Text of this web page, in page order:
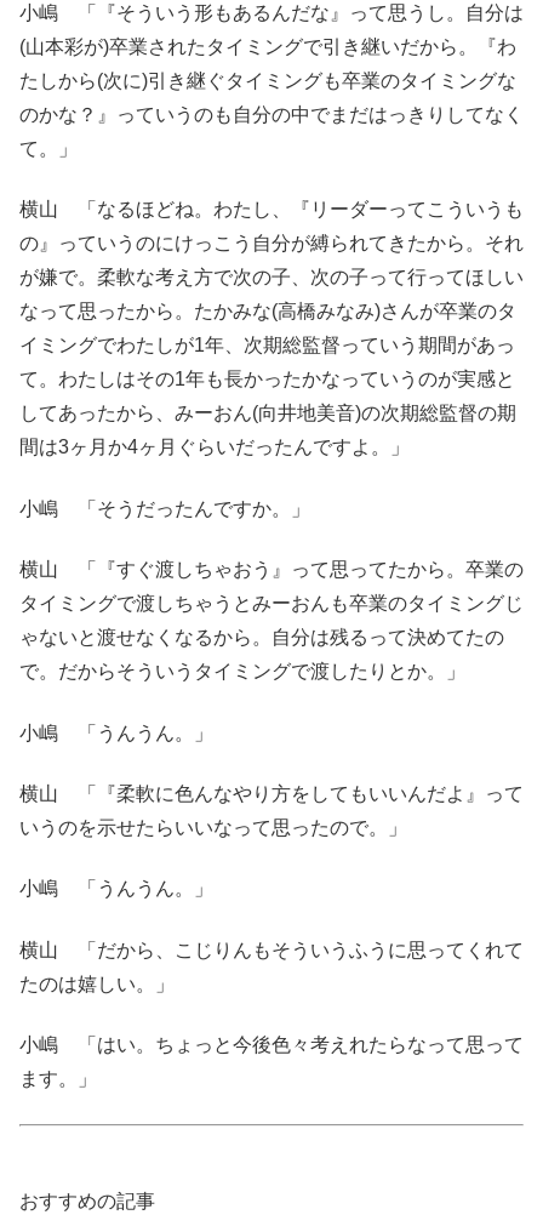
小嶋 「『そういう形もあるんだな』って思うし。自分は
(山本彩が)卒業されたタイミングで引き継いだから。『わ
たしから(次に)引き継ぐタイミングも卒業のタイミングな
のかな？』っていうのも自分の中でまだはっきりしてなく
て。」
横山 「なるほどね。わたし、『リーダーってこういうも
の』っていうのにけっこう自分が縛られてきたから。それ
が嫌で。柔軟な考え方で次の子、次の子って行ってほしい
なって思ったから。たかみな(高橋みなみ)さんが卒業のタ
イミングでわたしが1年、次期総監督っていう期間があっ
て。わたしはその1年も長かったかなっていうのが実感と
してあったから、みーおん(向井地美音)の次期総監督の期
間は3ヶ月か4ヶ月ぐらいだったんですよ。」
小嶋 「そうだったんですか。」
横山 「『すぐ渡しちゃおう』って思ってたから。卒業の
タイミングで渡しちゃうとみーおんも卒業のタイミングじ
ゃないと渡せなくなるから。自分は残るって決めてたの
で。だからそういうタイミングで渡したりとか。」
小嶋 「うんうん。」
横山 「『柔軟に色んなやり方をしてもいいんだよ』って
いうのを示せたらいいなって思ったので。」
小嶋 「うんうん。」
横山 「だから、こじりんもそういうふうに思ってくれて
たのは嬉しい。」
小嶋 「はい。ちょっと今後色々考えれたらなって思って
ます。」
おすすめの記事